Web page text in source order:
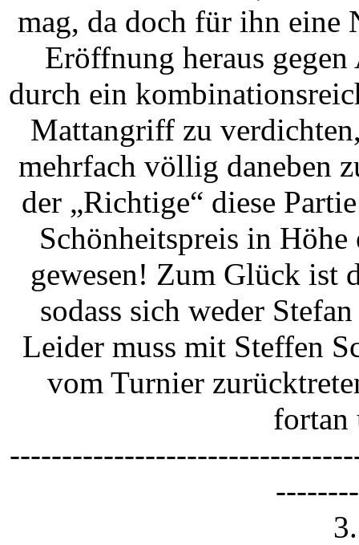
mag, da doch für ihn eine
Eröffnung heraus
durch ein
Mattangriff zu
mehrfach völlig daneben
der „Richtige“ diese
Schönheitspreis in
gewesen! Zum Glück ist
sodass sich weder
Leider muss mit Steffen
vom Turnier
fortan